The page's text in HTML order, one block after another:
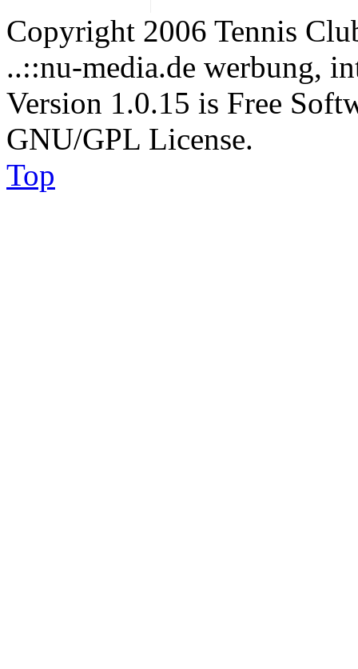
Copyright 2006 Tennis
..::nu-media.de werbung,
Version 1.0.15 is Free
GNU/GPL License.
Top